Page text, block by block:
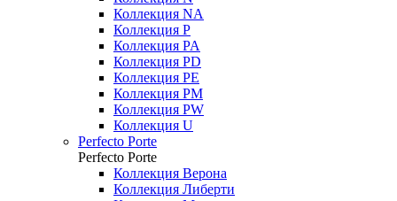
Коллекция NA
Коллекция P
Коллекция PA
Коллекция PD
Коллекция PE
Коллекция PM
Коллекция PW
Коллекция U
Perfecto Porte
Perfecto Porte
Коллекция Верона
Коллекция Либерти